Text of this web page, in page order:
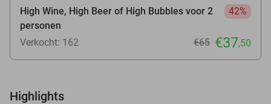
High Wine, High Beer of High Bubbles voor 2
personen
42%
Verkocht: 162 €65 €37,50
Highlights